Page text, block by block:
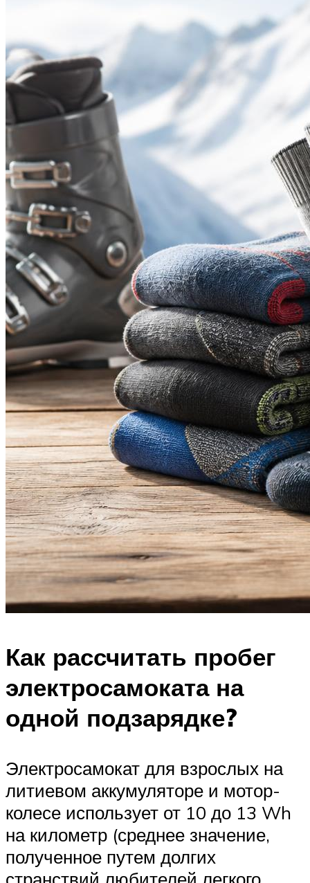
Как рассчитать пробег
электросамоката на
одной подзарядке?
Электросамокат для взрослых на
литиевом аккумуляторе и мотор-
колесе использует от 10 до 13 Wh
на километр (среднее значение,
полученное путем долгих